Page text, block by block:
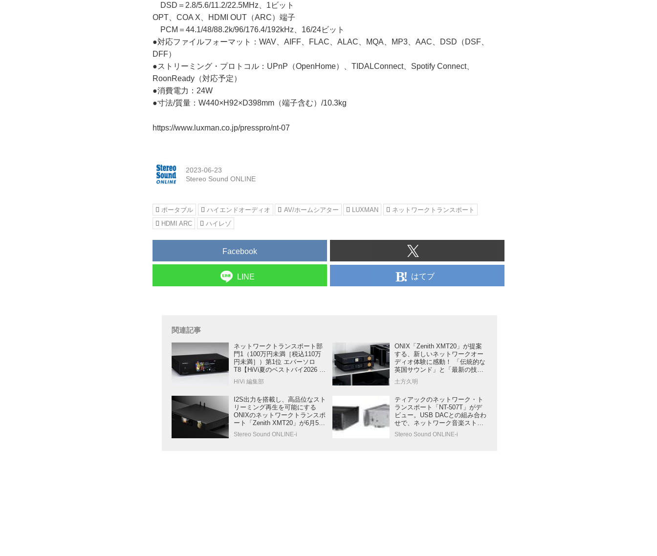
DSD＝2.8/5.6/11.2/22.5MHz、1ビット
OPT、COA X、HDMI OUT（ARC）端子
PCM＝44.1/48/88.2k/96/176.4/192kHz、16/24ビット
●対応ファイルフォーマット：WAV、AIFF、FLAC、ALAC、MQA、MP3、AAC、DSD（DSF、
DFF）
●ストリーミング・プロトコル：UPnP（OpenHome）、TIDALConnect、Spotify Connect、
RoonReady（対応予定）
●消費電力：24W
●寸法/質量：W440×H92×D398mm（端子含む）/10.3kg
https://www.luxman.co.jp/presspro/nt-07
2023-06-23
Stereo Sound ONLINE
ポータブル ハイエンドオーディオ AV/ホームシアター LUXMAN
ネットワークトランスポート
HDMI ARC
ハイレゾ
Facebook
LINE はてブ
関連記事
ネットワークトランスポート部
門1（100万円未満［税込110万
円未満］）第1位 エバーソロ
T8【HiVi夏のベストバイ2026 特
設サイト】
HiVi 編集部
ONIX「Zenith XMT20」が提案
する、新しいネットワークオー
ディオ体験に感動！ 「伝統的な
英国サウンド」と「最新の技術
力」が絶妙にバランスした、注
目モデルだ
土方久明
I2S出力を搭載し、高品位なスト
リーミング再生を可能にする
ONIXのネットワークトランスポ
ート「Zenith XMT20」が6月5日
に発売
Stereo Sound ONLINE-i
ティアックのネットワーク・ト
ランスポート「NT-507T」がデ
ビュー。USB DACとの組み合わ
せで、ネットワーク音楽ストリ
ーミングのクォリティを進化さ
せる
Stereo Sound ONLINE-i